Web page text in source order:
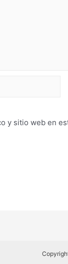
y sitio web en